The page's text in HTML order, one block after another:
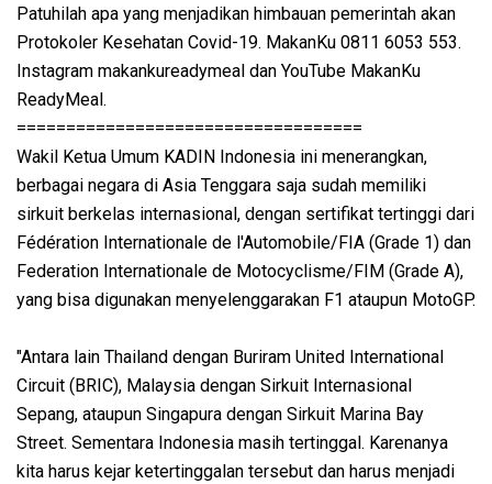
Patuhilah apa yang menjadikan himbauan pemerintah akan
Protokoler Kesehatan Covid-19. MakanKu 0811 6053 553.
Instagram makankureadymeal dan YouTube MakanKu
ReadyMeal.
===================================
Wakil Ketua Umum KADIN Indonesia ini menerangkan,
berbagai negara di Asia Tenggara saja sudah memiliki
sirkuit berkelas internasional, dengan sertifikat tertinggi dari
Fédération Internationale de l'Automobile/FIA (Grade 1) dan
Federation Internationale de Motocyclisme/FIM (Grade A),
yang bisa digunakan menyelenggarakan F1 ataupun MotoGP.
"Antara lain Thailand dengan Buriram United International
Circuit (BRIC), Malaysia dengan Sirkuit Internasional
Sepang, ataupun Singapura dengan Sirkuit Marina Bay
Street. Sementara Indonesia masih tertinggal. Karenanya
kita harus kejar ketertinggalan tersebut dan harus menjadi